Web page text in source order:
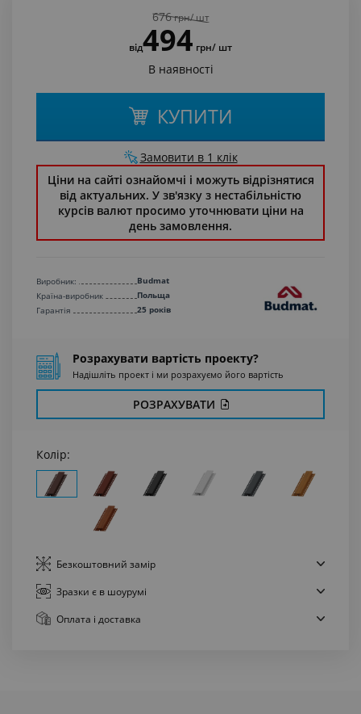
676грн/ шт
від494 грн/ шт
В наявності
КУПИТИ
Замовити в 1 клік
Ціни на сайті ознайомчі і можуть відрізнятися
від актуальних. У зв'язку з нестабільністю
курсів валют просимо уточнювати ціни на
день замовлення.
Виробник:
Budmat
Країна-виробник
Польща
Гарантiя
25 років
Розрахувати вартість проекту?
Надішліть проект і ми розрахуємо його вартість
РОЗРАХУВАТИ
Колір:
Безкоштовний замір
Зразки є в шоурумі
Оплата і доставка